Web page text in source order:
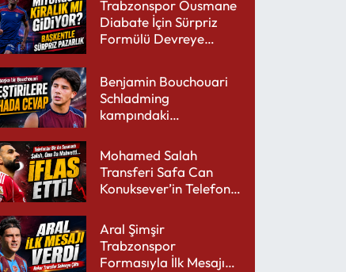
Trabzonspor Ousmane
Diabate İçin Sürpriz
Formülü Devreye
Benjamin Bouchouari
Schladming
kampındaki
Mohamed Salah
Transferi Safa Can
Konuksever’in Telefon
Aral Şimşir
Trabzonspor
Formasıyla İlk Mesajını